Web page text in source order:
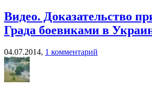
Видео. Доказательство
Града боевиками в
04.07.2014, 1 комментарий